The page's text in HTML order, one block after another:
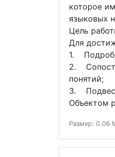
которое
языковых
Цель
Для
1.
2.
понятий;
3.
Объектом
Размер: 0.06